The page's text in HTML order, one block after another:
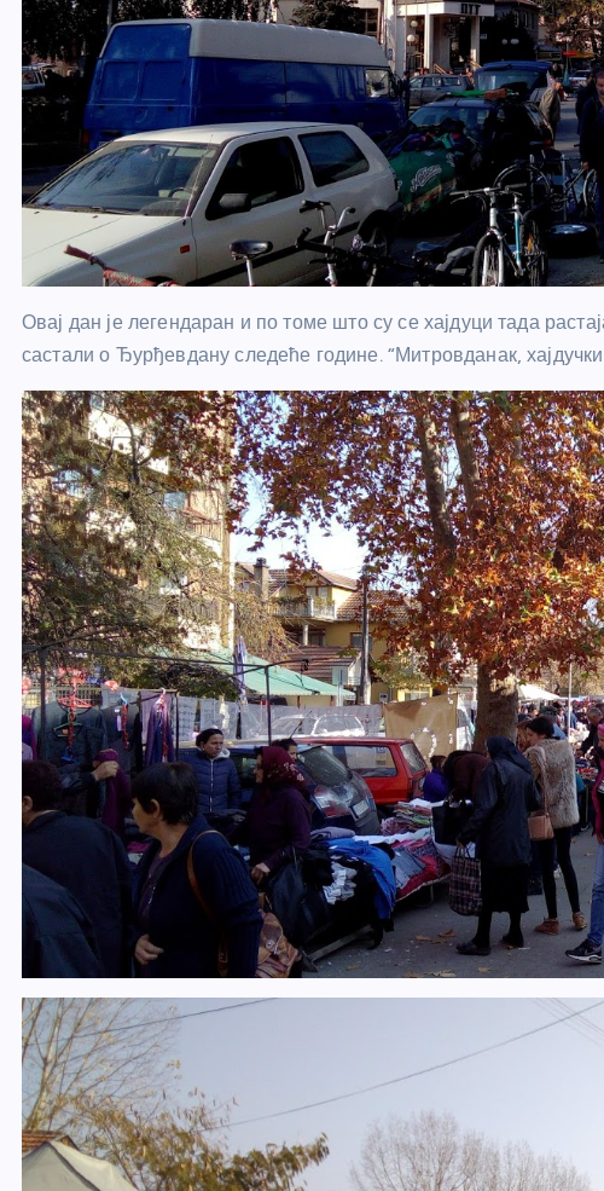
Овај дан је легендаран и по томе што су се хајдуци тада
састали о Ђурђевдану следеће године. “Митровданак,